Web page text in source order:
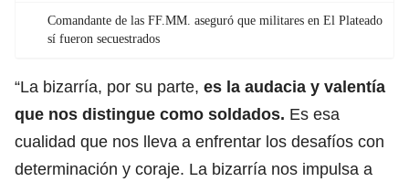
Comandante de las FF.MM. aseguró que militares en El Plateado
sí fueron secuestrados
“La bizarría, por su parte, es la audacia y valentía
que nos distingue como soldados. Es esa
cualidad que nos lleva a enfrentar los desafíos con
determinación y coraje. La bizarría nos impulsa a